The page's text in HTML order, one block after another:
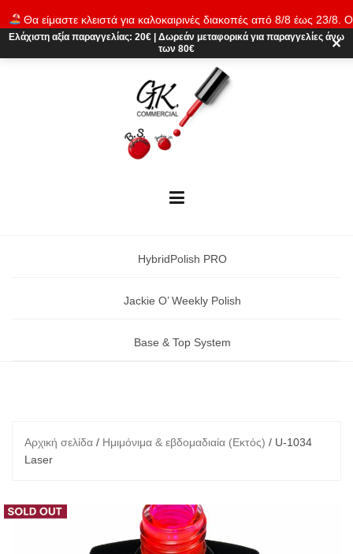
Θα είμαστε κλειστά για καλοκαιρινές διακοπές από 8/8 έως 23/8.
παραγγελίες θα εκτελούνται ξανά από 24/8. Καλό καλοκαίρι!
content
Ελάχιστη αξία παραγγελίας: 20€ Δωρεάν μεταφορικά για παραγγελίες άνω
των 80€
✕
HybridPolish PRO
Jackie O’ Weekly Polish
Base & Top System
Αρχική σελίδα / Ημιμόνιμα & εβδομαδιαία (Εκτός) / U-1034
Laser